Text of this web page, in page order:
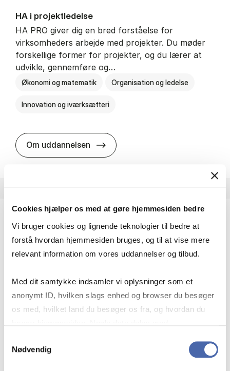
Cookies hjælper os med at gøre hjemmesiden bedre
Vi bruger cookies og lignende teknologier til bedre at
forstå hvordan hjemmesiden bruges, og til at vise mere
relevant information om vores uddannelser og tilbud.
Med dit samtykke indsamler vi oplysninger som et
anonymt ID, hvilken slags enhed og browser du besøger
os med, hvilket land du besøger os fra, og hvordan du
markedsføring. Du bestemmer selv - og kan altid trække
Nødvendig
HA i pro­jekt­le­del­se
HA PRO giver dig en bred forståelse for
virksomheders arbejde med projekter. Du møder
forskellige former for projekter, og du lærer at
udvikle, gennemføre og…
Økonomi og matematik Organisation og ledelse
Innovation og iværksætteri
Om uddannelsen HA i pro­jekt­le­del­se
HA(fil.) - erhvervs­økonomi og fi­lo­so­fi
virksomheder møder i vores komplekse verden.
effektivitet og…
Økonomi og matematik Kultur og samfund